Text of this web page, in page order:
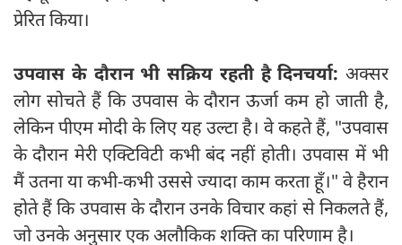
प्रेरित किया।
उपवास के दौरान भी सक्रिय रहती है दिनचर्या: अक्सर
लोग सोचते हैं कि उपवास के दौरान ऊर्जा कम हो जाती है,
लेकिन पीएम मोदी के लिए यह उल्टा है। वे कहते हैं, "उपवास
के दौरान मेरी एक्टिविटी कभी बंद नहीं होती। उपवास में भी
मैं उतना या कभी-कभी उससे ज्यादा काम करता हूँ।" वे हैरान
होते हैं कि उपवास के दौरान उनके विचार कहां से निकलते हैं,
जो उनके अनुसार एक अलौकिक शक्ति का परिणाम है।